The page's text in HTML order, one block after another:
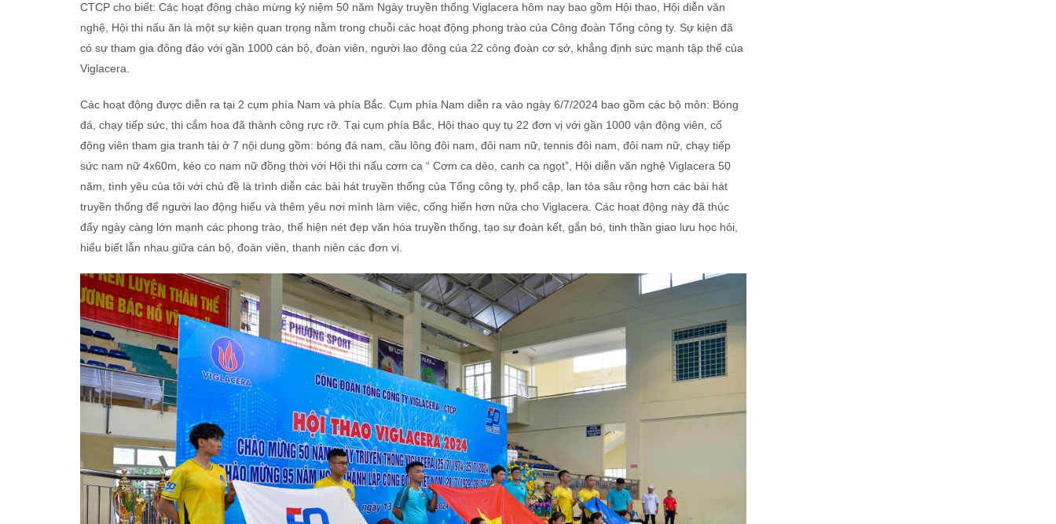
CTCP cho biết: Các hoạt động chào mừng kỷ niệm 50 năm Ngày truyền thống Viglacera hôm nay bao gồm Hội thao, Hội diễn văn
nghệ, Hội thi nấu ăn là một sự kiện quan trọng nằm trong chuỗi các hoạt động phong trào của Công đoàn Tổng công ty. Sự kiện đã
có sự tham gia đông đảo với gần 1000 cán bộ, đoàn viên, người lao động của 22 công đoàn cơ sở, khẳng định sức mạnh tập thể của
Viglacera.
Các hoạt động được diễn ra tại 2 cụm phía Nam và phía Bắc. Cụm phía Nam diễn ra vào ngày 6/7/2024 bao gồm các bộ môn: Bóng
đá, chạy tiếp sức, thi cắm hoa đã thành công rực rỡ. Tại cụm phía Bắc, Hội thao quy tụ 22 đơn vị với gần 1000 vận động viên, cổ
động viên tham gia tranh tài ở 7 nội dung gồm: bóng đá nam, cầu lông đôi nam, đôi nam nữ, tennis đôi nam, đôi nam nữ, chạy tiếp
sức nam nữ 4x60m, kéo co nam nữ đồng thời với Hội thi nấu cơm ca “ Cơm ca dẻo, canh ca ngọt”, Hội diễn văn nghệ Viglacera 50
năm, tình yêu của tôi với chủ đề là trình diễn các bài hát truyền thống của Tổng công ty, phổ cập, lan tỏa sâu rộng hơn các bài hát
truyền thống để người lao động hiểu và thêm yêu nơi mình làm việc, cống hiến hơn nữa cho Viglacera. Các hoạt động này đã thúc
đẩy ngày càng lớn mạnh các phong trào, thể hiện nét đẹp văn hóa truyền thống, tạo sự đoàn kết, gắn bó, tinh thần giao lưu học hỏi,
hiểu biết lẫn nhau giữa cán bộ, đoàn viên, thanh niên các đơn vị.